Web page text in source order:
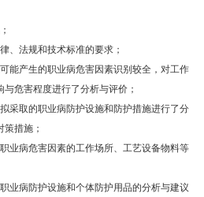
、法规和技术标准的要求；
能产生的职业病危害因素识别较全，对工作
危害程度进行了分析与评价；
采取的职业病防护设施和防护措施进行了分
措施；
业病危害因素的工作场所、工艺设备物料等
业病防护设施和个体防护用品的分析与建议